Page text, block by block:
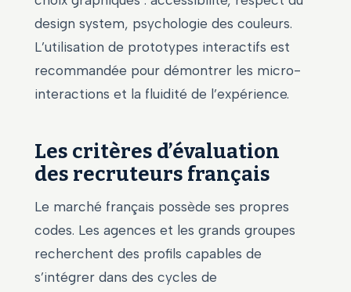
design system, psychologie des couleurs.
L’utilisation de prototypes interactifs est
recommandée pour démontrer les micro-
interactions et la fluidité de l’expérience.
Les critères d’évaluation
des recruteurs français
Le marché français possède ses propres
codes. Les agences et les grands groupes
recherchent des profils capables de
s’intégrer dans des cycles de